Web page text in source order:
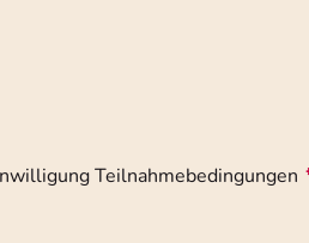
Teilnahmebedingungen